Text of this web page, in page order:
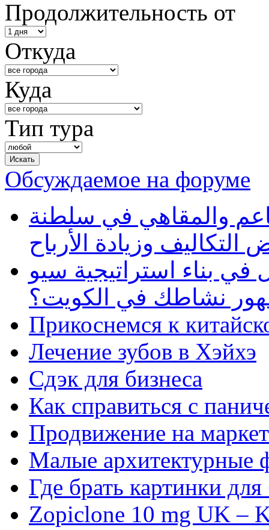
Продолжительность от
Откуда
Куда
Тип тура
Обсуждаемое на форуме
والمقاهي في سلطنة
وزيادة الأرباح
بناء استراتيجية سيو
نشاطك في الكويت؟
Прикоснемся к
Лечение зубов в Хэйхэ
Сдэк для бизнеса
Как справиться с
Продвижение на
Малые архитектурные
Где брать картинки
Zopiclone 10 mg UK –